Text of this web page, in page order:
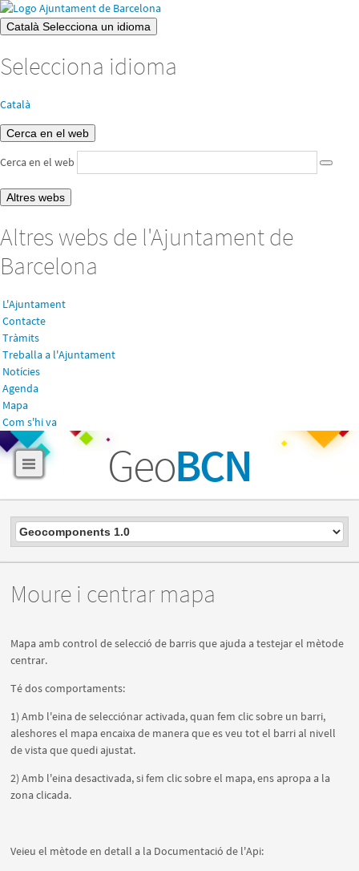
Català Selecciona un idioma
Selecciona idioma
Català
Cerca en el web
Cerca en el web
Altres webs
Altres webs de l'Ajuntament de
Barcelona
L'Ajuntament
Contacte
Tràmits
Treballa a l'Ajuntament
Notícies
Agenda
Mapa
Com s'hi va
GeoBCN
Moure i centrar mapa
Mapa amb control de selecció de barris que ajuda a testejar el mètode
centrar.
Té dos comportaments:
1) Amb l'eina de selecciónar activada, quan fem clic sobre un barri,
aleshores el mapa encaixa de manera que es veu tot el barri al nivell
de vista que quedi ajustat.
2) Amb l'eina desactivada, si fem clic sobre el mapa, ens apropa a la
zona clicada.
Veieu el mètode en detall a la Documentació de l'Api: